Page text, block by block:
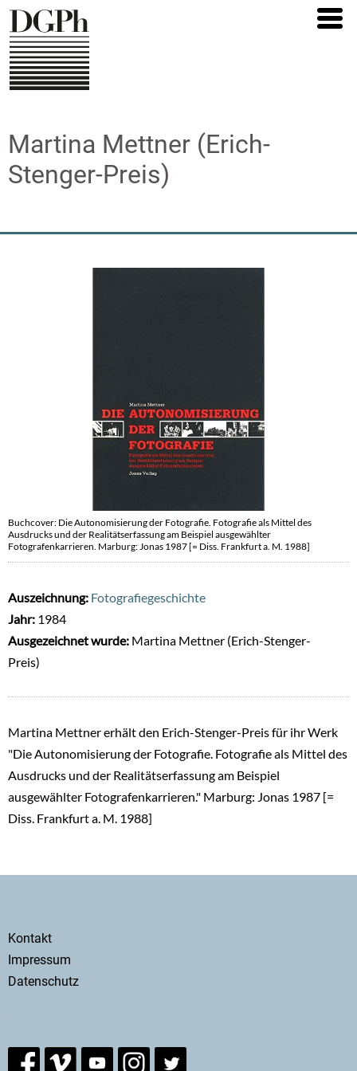
Direkt
zum
Inhalt
Martina Mettner (Erich-
Stenger-Preis)
Buchcover: Die Autonomisierung der Fotografie. Fotografie als Mittel des
Ausdrucks und der Realitätserfassung am Beispiel ausgewählter
Fotografenkarrieren. Marburg: Jonas 1987 [= Diss. Frankfurt a. M. 1988]
Auszeichnung: Fotografiegeschichte
Jahr: 1984
Ausgezeichnet wurde: Martina Mettner (Erich-Stenger-
Preis)
Martina Mettner erhält den Erich-Stenger-Preis für ihr Werk
"Die Autonomisierung der Fotografie. Fotografie als Mittel des
Ausdrucks und der Realitätserfassung am Beispiel
ausgewählter Fotografenkarrieren." Marburg: Jonas 1987 [=
Diss. Frankfurt a. M. 1988]
Secondary
menu
Kontakt
Impressum
Datenschutz